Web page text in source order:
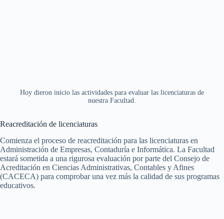
Hoy dieron inicio las actividades para evaluar las licenciaturas de
nuestra Facultad.
Reacreditación de licenciaturas
Comienza el proceso de reacreditación para las licenciaturas en
Administración de Empresas, Contaduría e Informática. La Facultad
estará sometida a una rigurosa evaluación por parte del Consejo de
Acreditación en Ciencias Administrativas, Contables y Afines
(CACECA) para comprobar una vez más la calidad de sus programas
educativos.